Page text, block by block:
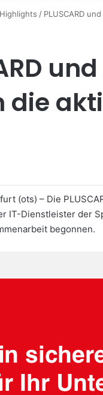
Highlights / PLUSCARD
die
(ots) – Die
IT-Dienstleister der
begonnen.